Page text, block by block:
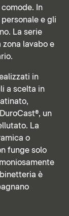
In
e gli
La serie
lavabo e
in
a scelta in
un
La
o
funge solo
è